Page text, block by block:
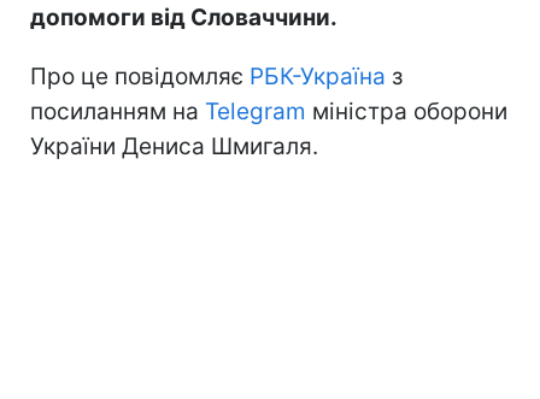
допомоги від Словаччини.
Про це повідомляє РБК-Україна з
посиланням на Telegram міністра оборони
України Дениса Шмигаля.